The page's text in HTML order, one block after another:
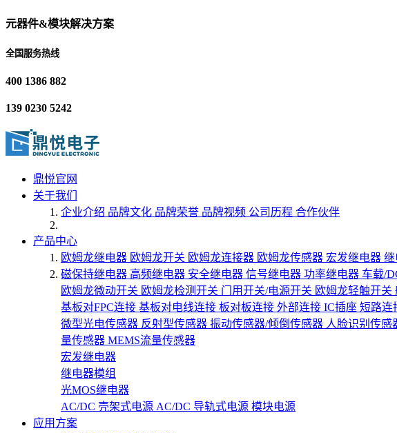
元器件&模块解决方案
全国服务热线
400 1386 882
139 0230 5242
鼎悦官网
关于我们
企业介绍 品牌文化 品牌荣誉 品牌视频 公司历程 合作伙伴
产品中心
欧姆龙继电器 欧姆龙开关 欧姆龙连接器 欧姆龙传感器 宏发继电器 继
磁保持继电器 高频继电器 安全继电器 信号继电器 功率继电器 车载/
欧姆龙微动开关 欧姆龙检测开关 门用开关/电源开关 欧姆龙轻触开关
基板对FPC连接 基板对电线连接 板对板连接 外部连接 IC插座 短路连
微型光电传感器 反射型传感器 振动传感器/倾倒传感器 人脸识别传感
量传感器 MEMS流量传感器
宏发继电器
继电器模组
光MOS继电器
AC/DC 壳架式电源 AC/DC 导轨式电源 模块电源
应用方案